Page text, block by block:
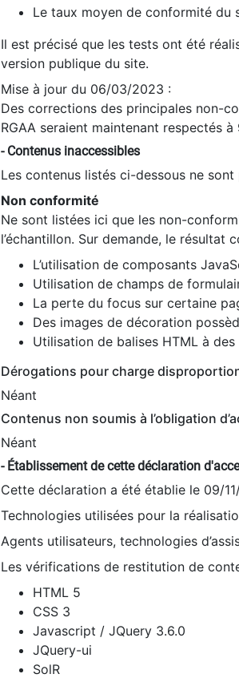
Le taux moyen de conformité du
Il est précisé que les tests ont été
version publique du site.
Mise à jour du 06/03/2023 :
Des corrections des principales non-
RGAA seraient maintenant respectés
- Contenus inaccessibles
Les contenus listés ci-dessous ne
Non conformité
Ne sont listées ici que les non-
l’échantillon. Sur demande, le résultat
L’utilisation de composants
Utilisation de champs de
La perte du focus sur certaine
Des images de décoration
Utilisation de balises HTML à
Dérogations pour charge
Néant
Contenus non soumis à l’obligation
Néant
- Établissement de cette déclaration
Cette déclaration a été établie le 09/
Technologies utilisées pour la
Agents utilisateurs, technologies
Les vérifications de restitution de
HTML 5
CSS 3
Javascript / JQuery 3.6.0
JQuery-ui
SolR